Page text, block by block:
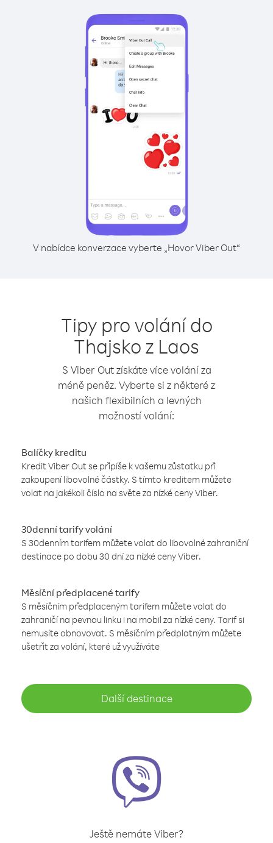
V nabídce konverzace vyberte „Hovor Viber Out“
Tipy pro volání do
Thajsko z Laos
S Viber Out získáte více volání za
méně peněz. Vyberte si z některé z
našich flexibilních a levných
možností volání:
Balíčky kreditu
Kredit Viber Out se připíše k vašemu zůstatku při
zakoupení libovolné částky. S tímto kreditem můžete
volat na jakékoli číslo na světe za nízké ceny Viber.
30denní tarify volání
S 30denním tarifem můžete volat do libovolné zahraniční
destinace po dobu 30 dní za nízké ceny Viber.
Měsíční předplacené tarify
S měsíčním předplaceným tarifem můžete volat do
zahraničí na pevnou linku i na mobil za nízké ceny. Tarif si
nemusíte obnovovat. S měsíčním předplatným můžete
ušetřit za volání, které už využíváte
Další destinace
Ještě nemáte Viber?